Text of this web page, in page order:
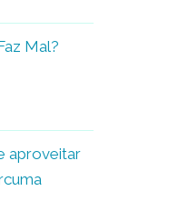
Mal?
aproveitar